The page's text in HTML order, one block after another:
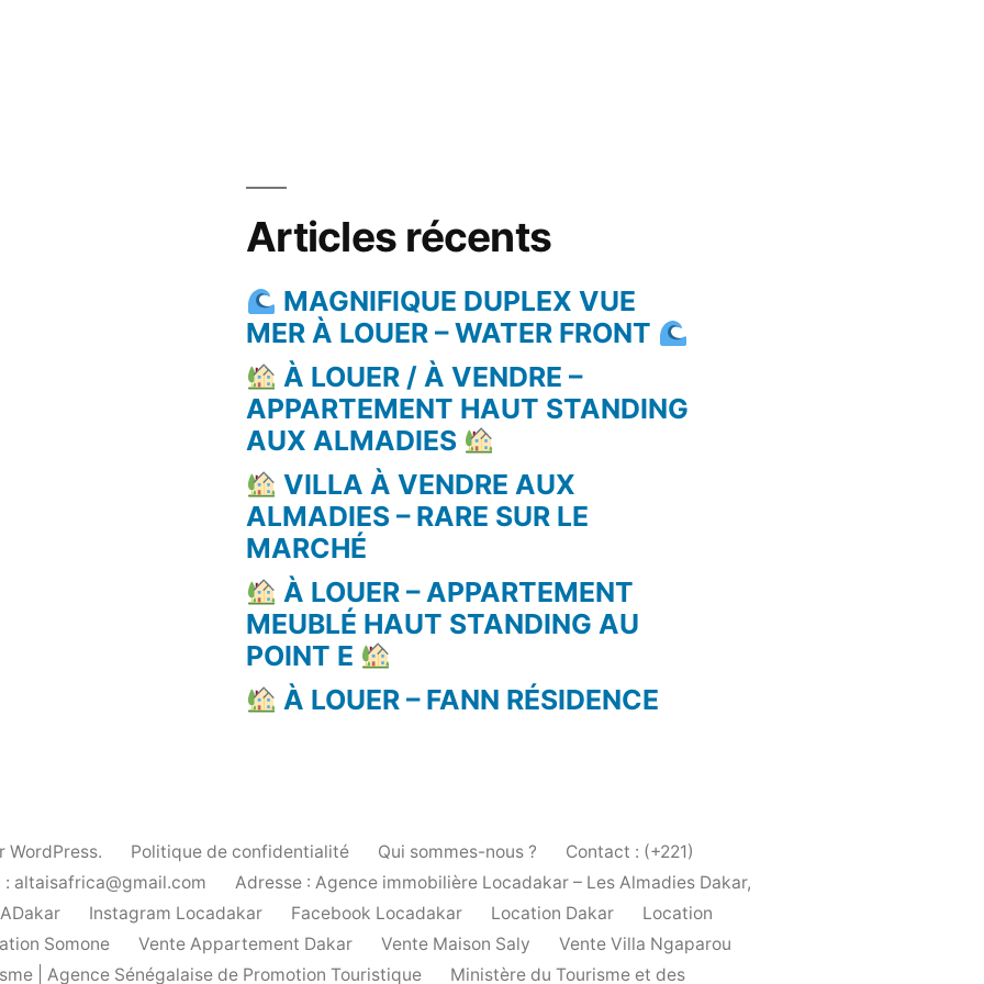
Articles récents
MAGNIFIQUE DUPLEX VUE
MER À LOUER – WATER FRONT
À LOUER / À VENDRE –
APPARTEMENT HAUT STANDING
AUX ALMADIES
VILLA À VENDRE AUX
ALMADIES – RARE SUR LE
MARCHÉ
À LOUER – APPARTEMENT
MEUBLÉ HAUT STANDING AU
POINT E
À LOUER – FANN RÉSIDENCE
WordPress. Politique de confidentialité Qui sommes-nous ?
Contact : (+221)
: altaisafrica@gmail.com
Adresse : Agence immobilière Locadakar – Les Almadies Dakar,
Instagram Locadakar Facebook Locadakar Location Dakar
Location
Somone Vente Appartement Dakar Vente Maison Saly
Vente Villa Ngaparou
| Agence Sénégalaise de Promotion Touristique
Ministère du Tourisme et des